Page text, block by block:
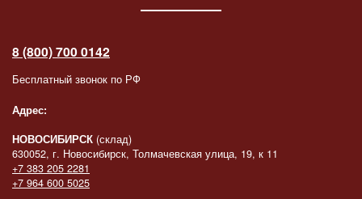
8 (800) 700 0142
Бесплатный звонок по РФ
Адрес:
НОВОСИБИРСК (склад)
630052, г. Новосибирск, Толмачевская улица, 19, к 11
+7 383 205 2281
+7 964 600 5025